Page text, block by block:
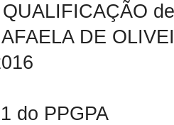
DE
do PPGPA